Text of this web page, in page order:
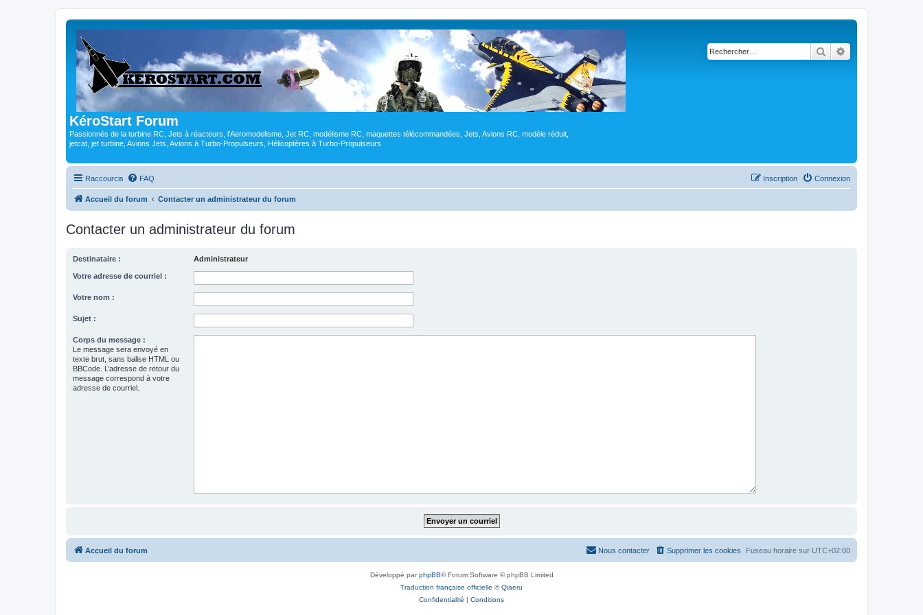
KéroStart Forum
Passionnés de la turbine RC, Jets à réacteurs, l'Aeromodelisme, Jet RC, modélisme RC, maquettes télécommandées, Jets, Avions RC, modèle réduit,
jetcat, jet turbine, Avions Jets, Avions à Turbo-Propulseurs, Hélicoptères à Turbo-Propulseurs
Rechercher
Raccourcis FAQ Connexion
Inscription
Accueil du forum Contacter un administrateur du forum
Contacter un administrateur du forum
Destinataire : Administrateur
Votre adresse de courriel :
Votre nom :
Sujet :
Corps du message :
Le message sera envoyé en
texte brut, sans balise HTML ou
BBCode. L’adresse de retour du
message correspond à votre
adresse de courriel.
Accueil du forum Fuseau horaire sur UTC+02:00
Supprimer les cookies
Nous contacter
Développé parphpBB® Forum Software © phpBB Limited
Traduction française officielle ©Qiaeru
Confidentialité | Conditions